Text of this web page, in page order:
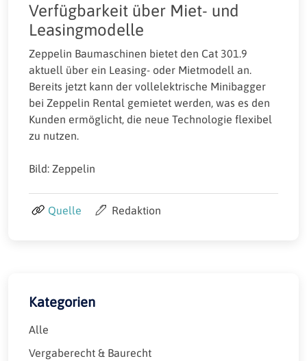
Verfügbarkeit über Miet- und
Leasingmodelle
Zeppelin Baumaschinen bietet den Cat 301.9
aktuell über ein Leasing- oder Mietmodell an.
Bereits jetzt kann der vollelektrische Minibagger
bei Zeppelin Rental gemietet werden, was es den
Kunden ermöglicht, die neue Technologie flexibel
zu nutzen.
Bild: Zeppelin
Quelle Redaktion
Kategorien
Alle
Vergaberecht & Baurecht